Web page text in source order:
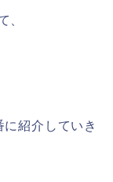
、
紹介していき